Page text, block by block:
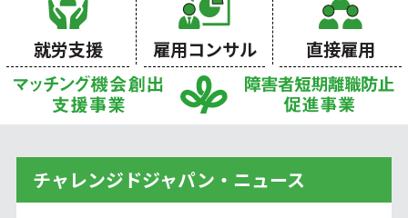
就労支援 雇用コンサル 直接雇用
チャレンジドジャパン・ニュース